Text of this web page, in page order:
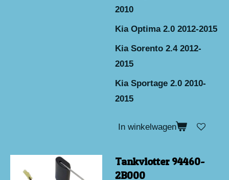
2010
Kia Optima 2.0 2012-2015
Kia Sorento 2.4 2012-
2015
Kia Sportage 2.0 2010-
2015
In winkelwagen
Tankvlotter 94460-
2B000